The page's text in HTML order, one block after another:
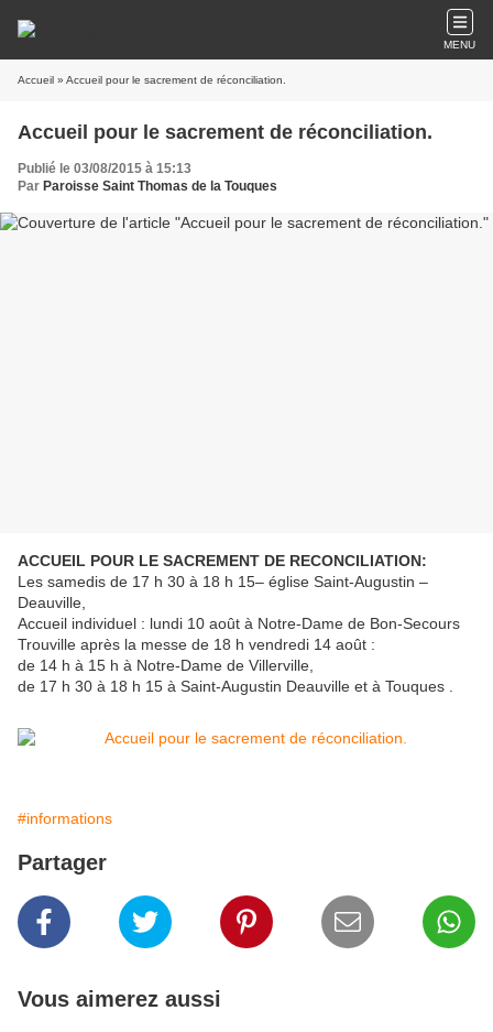
MENU
Accueil » Accueil pour le sacrement de réconciliation.
Accueil pour le sacrement de réconciliation.
Publié le 03/08/2015 à 15:13
Par Paroisse Saint Thomas de la Touques
ACCUEIL POUR LE SACREMENT DE RECONCILIATION:
Les samedis de 17 h 30 à 18 h 15– église Saint-Augustin –
Deauville,
Accueil individuel : lundi 10 août à Notre-Dame de Bon-Secours
Trouville après la messe de 18 h vendredi 14 août :
de 14 h à 15 h à Notre-Dame de Villerville,
de 17 h 30 à 18 h 15 à Saint-Augustin Deauville et à Touques .
#informations
Partager
Vous aimerez aussi